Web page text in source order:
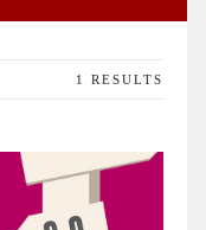
1 RESULTS